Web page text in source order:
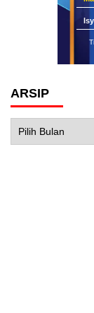
ARSIP